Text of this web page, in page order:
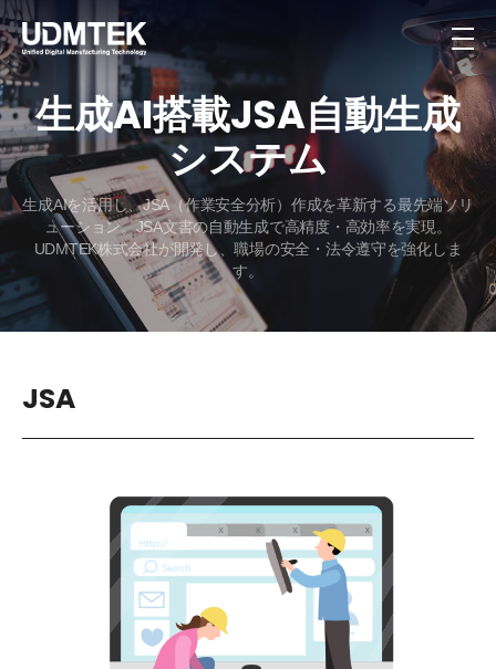
生成AI搭載JSA自動生成
システム
生成AIを活用し、JSA（作業安全分析）作成を革新する最先端ソリ
ューション。JSA文書の自動生成で高精度・高効率を実現。
UDMTEK株式会社が開発し、職場の安全・法令遵守を強化しま
す。
JSA